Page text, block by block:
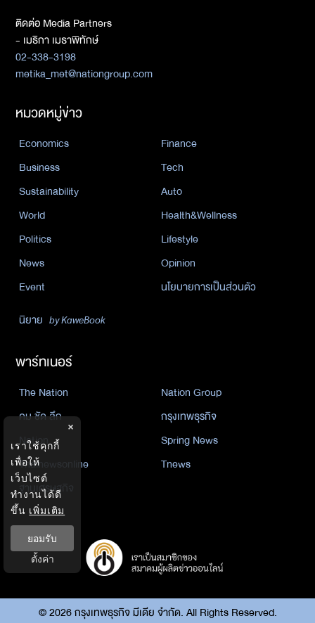
ติดต่อ Media Partners
- เมธิกา เมธาพิทักษ์
02-338-3198
metika_met@nationgroup.com
หมวดหมู่ข่าว
Economics
Finance
Business
Tech
Sustainability
Auto
World
Health&Wellness
Politics
Lifestyle
News
Opinion
Event
นโยบายการเป็นส่วนตัว
นิยาย by KaweBook
พาร์ทเนอร์
The Nation
Nation Group
คม ชัด ลึก
กรุงเทพธุรกิจ
Nation
Spring News
Thainewsonline
Tnews
ฐานเศรษฐกิจ
©2026กรุงเทพธุรกิจ มีเดีย จำกัด. All Rights Reserved.
×
เราใช้คุกกี้
เพื่อให้
เว็บไซต์
ทำงานได้ดี
ขึ้น เพิ่มเติม
ยอมรับ
ตั้งค่า